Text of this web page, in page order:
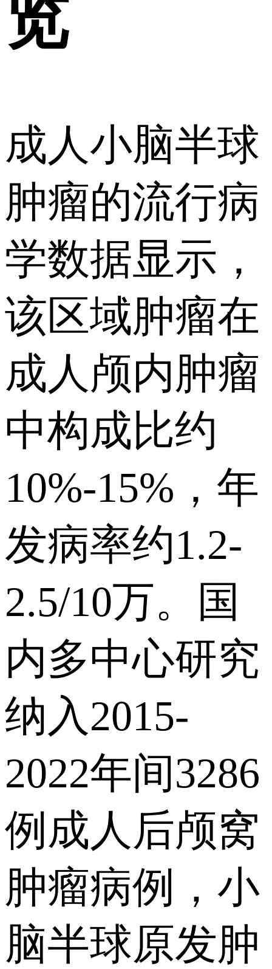
览
成人小脑半球
肿瘤的流行病
学数据显示，
该区域肿瘤在
成人颅内肿瘤
中构成比约
10%-15%，年
发病率约1.2-
2.5/10万。国
内多中心研究
纳入2015-
2022年间3286
例成人后颅窝
肿瘤病例，小
脑半球原发肿